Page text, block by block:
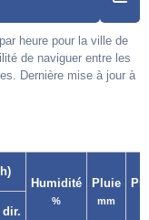
heure pour la ville de
de naviguer entre les
Dernière mise à jour à
Humidité
%
Pluie
mm
dir.